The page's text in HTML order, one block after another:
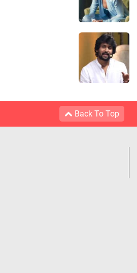
Back To Top